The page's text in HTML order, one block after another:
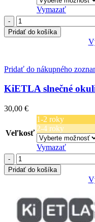
Vymazať
množstvo
KiETLA
slnečné
4-
9
rokov
-
glitter
Pridať do košíka
má
variantov.
si
môžete
na
Pridať do nákupného
KiETLA slnečné
30,00 €
Veľkosť
1-2 roky
2-4 roky
Vymazať
množstvo
KiETLA
slnečné
-
Denim
Pridať do košíka
produkt
viacero